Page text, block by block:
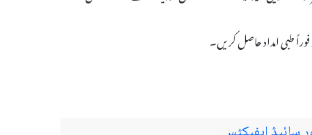
طبی امداد حاصل کریں۔